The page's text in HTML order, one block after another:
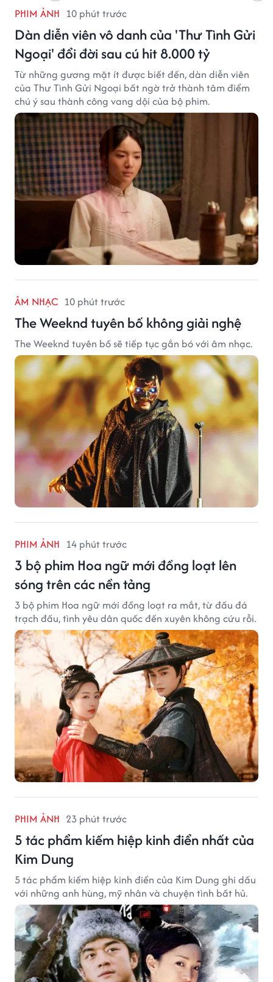
PHIM ẢNH 10 phút trước
Dàn diễn viên vô danh của 'Thư Tình Gửi
Ngoại' đổi đời sau cú hit 8.000 tỷ
Từ những gương mặt ít được biết đến, dàn diễn viên
của Thư Tình Gửi Ngoại bất ngờ trở thành tâm điểm
chú ý sau thành công vang dội của bộ phim.
ÂM NHẠC 10 phút trước
The Weeknd tuyên bố không giải nghệ
The Weeknd tuyên bố sẽ tiếp tục gắn bó với âm nhạc.
PHIM ẢNH 14 phút trước
3 bộ phim Hoa ngữ mới đồng loạt lên
sóng trên các nền tảng
3 bộ phim Hoa ngữ mới đồng loạt ra mắt, từ đấu đá
trạch đấu, tình yêu dân quốc đến xuyên không cứu rỗi.
PHIM ẢNH 23 phút trước
5 tác phẩm kiếm hiệp kinh điển nhất của
Kim Dung
5 tác phẩm kiếm hiệp kinh điển của Kim Dung ghi dấu
với những anh hùng, mỹ nhân và chuyện tình bất hủ.